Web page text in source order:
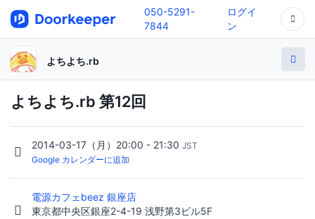
050-5291-
7844
ログイ
ン
よちよち.rb
よちよち.rb 第12回
2014-03-17（月）20:00 - 21:30 JST
Google カレンダーに追加
電源カフェbeez 銀座店
東京都中央区銀座2-4-19 浅野第3ビル5F